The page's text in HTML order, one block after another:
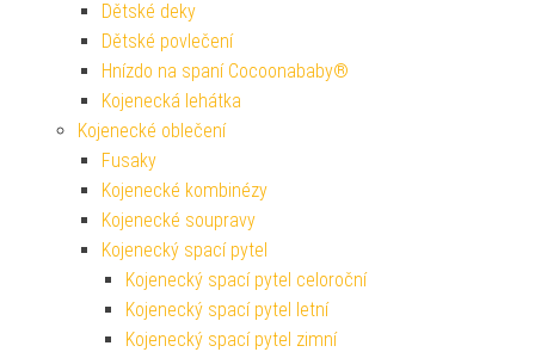
Dětské deky
Dětské povlečení
Hnízdo na spaní Cocoonababy®
Kojenecká lehátka
Kojenecké oblečení
Fusaky
Kojenecké kombinézy
Kojenecké soupravy
Kojenecký spací pytel
Kojenecký spací pytel celoroční
Kojenecký spací pytel letní
Kojenecký spací pytel zimní